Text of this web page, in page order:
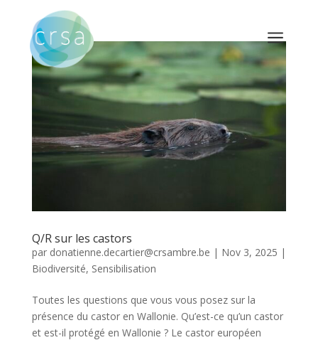
a
Q/R sur les castors
par donatienne.decartier@crsambre.be | Nov 3, 2025 |
Biodiversité, Sensibilisation
Toutes les questions que vous vous posez sur la
présence du castor en Wallonie. Qu’est-ce qu’un castor
et est-il protégé en Wallonie ? Le castor européen